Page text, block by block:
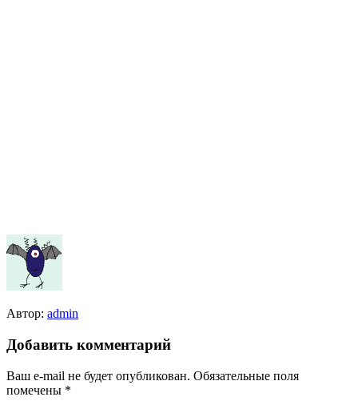
Автор: admin
Добавить комментарий
Ваш e-mail не будет опубликован. Обязательные поля
помечены *